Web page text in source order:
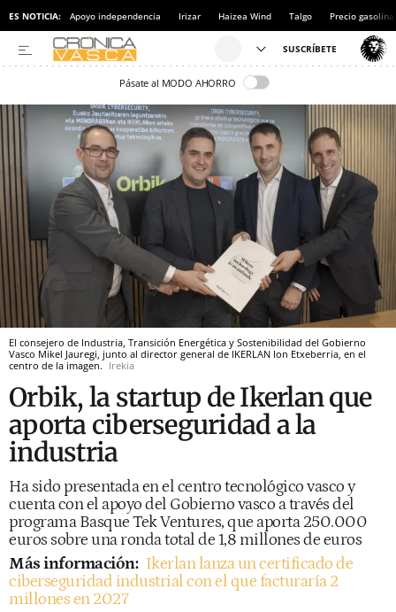
ES NOTICIA: Apoyo independencia Irizar Haizea Wind Talgo Precio gasolina
Pásate al MODO AHORRO
El consejero de Industria, Transición Energética y Sostenibilidad del Gobierno
Vasco Mikel Jauregi, junto al director general de IKERLAN Ion Etxeberria, en el
centro de la imagen. Irekia
Orbik, la startup de Ikerlan que
aporta ciberseguridad a la
industria
Ha sido presentada en el centro tecnológico vasco y
cuenta con el apoyo del Gobierno vasco a través del
programa Basque Tek Ventures, que aporta 250.000
euros sobre una ronda total de 1,8 millones de euros
Más información: Ikerlan lanza un certificado de
ciberseguridad industrial con el que facturaría 2
millones en 2027